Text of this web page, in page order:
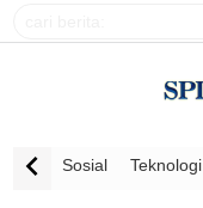
Sosial Teknologi